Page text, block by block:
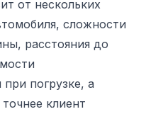
от нескольких
сложности
расстояния до
погрузке, а
клиент